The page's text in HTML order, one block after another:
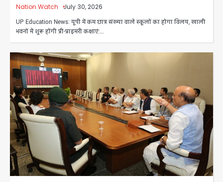
Nation Watch
July 30, 2026
UP Education News: यूपी में कम छात्र संख्या वाले स्कूलों का होगा विलय, खाली
भवनों में शुरू होंगी प्री-प्राइमरी कक्षाएं:…